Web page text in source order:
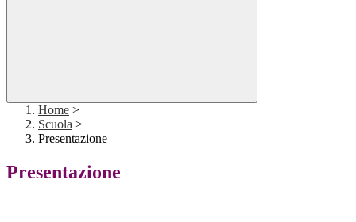
Home >
Scuola >
Presentazione
Presentazione